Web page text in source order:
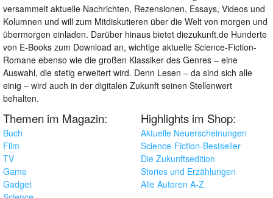
versammelt aktuelle Nachrichten, Rezensionen, Essays, Videos und
Kolumnen und will zum Mitdiskutieren über die Welt von morgen und
übermorgen einladen. Darüber hinaus bietet diezukunft.de Hunderte
von E-Books zum Download an, wichtige aktuelle Science-Fiction-
Romane ebenso wie die großen Klassiker des Genres – eine
Auswahl, die stetig erweitert wird. Denn Lesen – da sind sich alle
einig – wird auch in der digitalen Zukunft seinen Stellenwert
behalten.
Themen im Magazin:
Buch
Film
TV
Game
Gadget
Highlights im Shop:
Aktuelle Neuerscheinungen
Science-Fiction-Bestseller
Die Zukunftsedition
Stories und Erzählungen
Alle Autoren A-Z